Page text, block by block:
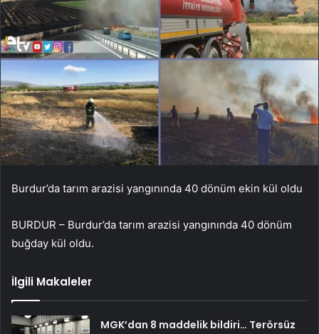
Burdur’da tarım arazisi yangınında 40 dönüm ekin kül oldu
BURDUR – Burdur’da tarım arazisi yangınında 40 dönüm
buğday kül oldu.
İlgili Makaleler
MGK’dan 8 maddelik bildiri… Terörsüz